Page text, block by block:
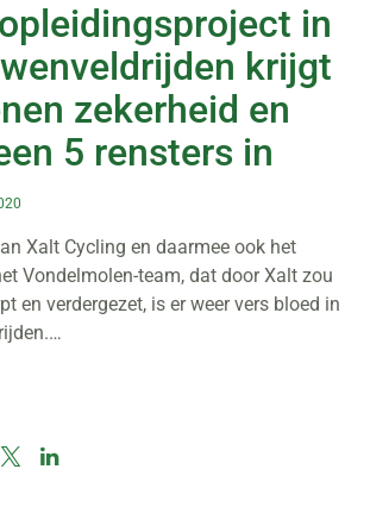
in
krijgt
zekerheid en
5 rensters in
Xalt Cycling en daarmee ook het
Vondelmolen-team, dat door Xalt zou
en verdergezet, is er weer vers bloed in